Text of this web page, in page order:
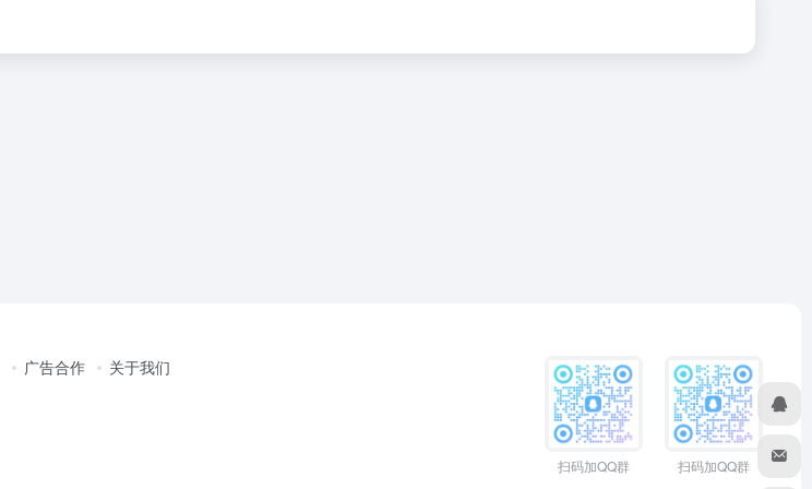
广告合作 关于我们
扫码加QQ群 扫码加QQ群